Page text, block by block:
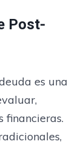
Post-
es una
financieras.